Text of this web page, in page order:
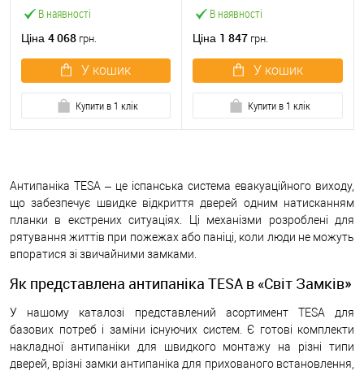
В наявності
Ціна 4 068 грн.
У кошик
Купити в 1 клік
В наявності
Ціна 1 847 грн.
У кошик
Купити в 1 клік
Антипаніка TESA – це іспанська система евакуаційного виходу,
що забезпечує швидке відкриття дверей одним натисканням
планки в екстрених ситуаціях. Ці механізми розроблені для
рятування життів при пожежах або паніці, коли люди не можуть
впоратися зі звичайними замками.
Як представлена антипаніка TESA в «Світ Замків»
У нашому каталозі представлений асортимент TESA для
базових потреб і заміни існуючих систем. Є готові комплекти
накладної антипаніки для швидкого монтажу на різні типи
дверей, врізні замки антипаніка для прихованого встановлення,